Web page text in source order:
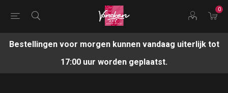
0
Bestellingen voor morgen kunnen vandaag uiterlijk tot
17:00 uur worden geplaatst.